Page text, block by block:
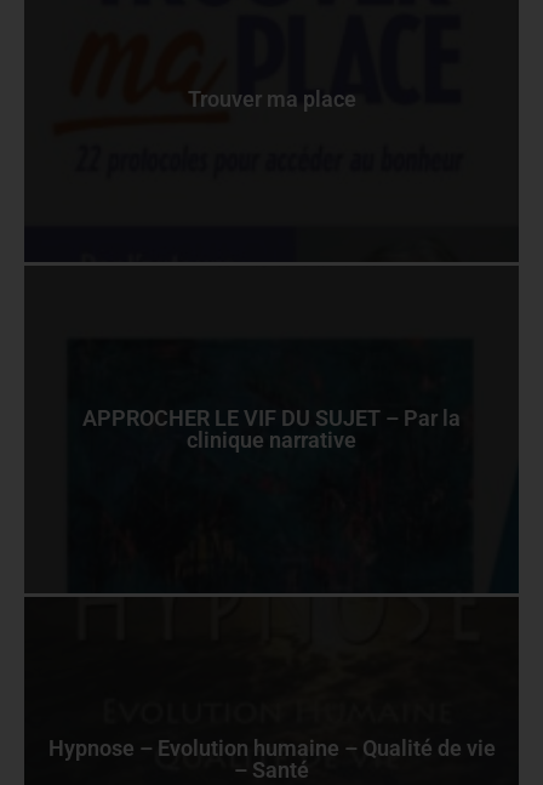
Trouver ma place
APPROCHER LE VIF DU SUJET – Par la
clinique narrative
Hypnose – Evolution humaine – Qualité de vie
– Santé